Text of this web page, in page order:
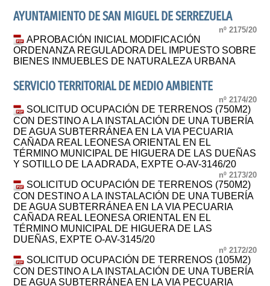
AYUNTAMIENTO DE SAN MIGUEL DE SERREZUELA
nº 2175/20
APROBACIÓN INICIAL MODIFICACIÓN
ORDENANZA REGULADORA DEL IMPUESTO SOBRE
BIENES INMUEBLES DE NATURALEZA URBANA
SERVICIO TERRITORIAL DE MEDIO AMBIENTE
nº 2174/20
SOLICITUD OCUPACIÓN DE TERRENOS (750M2)
CON DESTINO A LA INSTALACIÓN DE UNA TUBERÍA
DE AGUA SUBTERRÁNEA EN LA VIA PECUARIA
CAÑADA REAL LEONESA ORIENTAL EN EL
TÉRMINO MUNICIPAL DE HIGUERA DE LAS DUEÑAS
Y SOTILLO DE LA ADRADA, EXPTE O-AV-3146/20
nº 2173/20
SOLICITUD OCUPACIÓN DE TERRENOS (750M2)
CON DESTINO A LA INSTALACIÓN DE UNA TUBERÍA
DE AGUA SUBTERRÁNEA EN LA VIA PECUARIA
CAÑADA REAL LEONESA ORIENTAL EN EL
TÉRMINO MUNICIPAL DE HIGUERA DE LAS
DUEÑAS, EXPTE O-AV-3145/20
nº 2172/20
SOLICITUD OCUPACIÓN DE TERRENOS (105M2)
CON DESTINO A LA INSTALACIÓN DE UNA TUBERÍA
DE AGUA SUBTERRÁNEA EN LA VIA PECUARIA